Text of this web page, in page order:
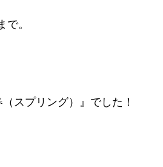
で。
スプリング）』でした！